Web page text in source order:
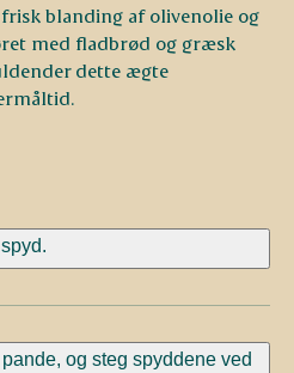
blanding af olivenolie og
med fladbrød og græsk
dette ægte
og steg spyddene ved